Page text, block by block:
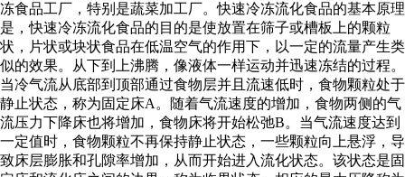
冻食品工厂，特别是蔬菜加工厂。快速冷冻流化食品的基本原理
是，快速冷冻流化食品的目的是使放置在筛子或槽板上的颗粒
状，片状或块状食品在低温空气的作用下，以一定的流量产生类
似的效果。从下到上沸腾，像液体一样运动并迅速冻结的过程。
当冷气流从底部到顶部通过食物层并且流速低时，食物颗粒处于
静止状态，称为固定床A。随着气流速度的增加，食物两侧的气
流压力下降床也将增加，食物床将开始松弛B。当气流速度达到
一定值时，食物颗粒不再保持静止状态，一些颗粒向上悬浮，导
致床层膨胀和孔隙率增加，从而开始进入流化状态。该状态是固